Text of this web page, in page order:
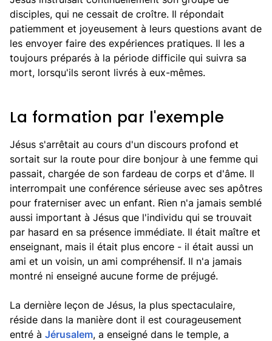
disciples, qui ne cessait de croître. Il répondait
patiemment et joyeusement à leurs questions avant de
les envoyer faire des expériences pratiques. Il les a
toujours préparés à la période difficile qui suivra sa
mort, lorsqu'ils seront livrés à eux-mêmes.
La formation par l'exemple
Jésus s'arrêtait au cours d'un discours profond et
sortait sur la route pour dire bonjour à une femme qui
passait, chargée de son fardeau de corps et d'âme. Il
interrompait une conférence sérieuse avec ses apôtres
pour fraterniser avec un enfant. Rien n'a jamais semblé
aussi important à Jésus que l'individu qui se trouvait
par hasard en sa présence immédiate. Il était maître et
enseignant, mais il était plus encore - il était aussi un
ami et un voisin, un ami compréhensif. Il n'a jamais
montré ni enseigné aucune forme de préjugé.
La dernière leçon de Jésus, la plus spectaculaire,
réside dans la manière dont il est courageusement
entré à Jérusalem, a enseigné dans le temple, a